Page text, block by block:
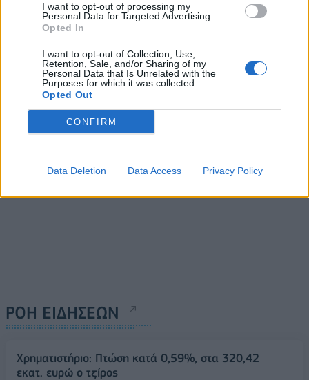
I want to opt-out of processing my
Personal Data for Targeted Advertising.
Opted In
I want to opt-out of Collection, Use,
Retention, Sale, and/or Sharing of my
Personal Data that Is Unrelated with the
Purposes for which it was collected.
Opted Out
CONFIRM
Data Deletion Data Access Privacy Policy
Equity Partners στην
Mailo’s Α.Ε.
23/06/2026 - 10:06
την ένταξή της στο
Πρόγραμμα Θεσμικής
Συνδρομής του ΕΛΙΑΜΕΠ
23/06/2026 - 11:44
ΡΟΗ ΕΙΔΗΣΕΩΝ
Χρηματιστήριο: Πτώση κατά 0,59%, στα 320,42
εκατ. ευρώ ο τζίρος